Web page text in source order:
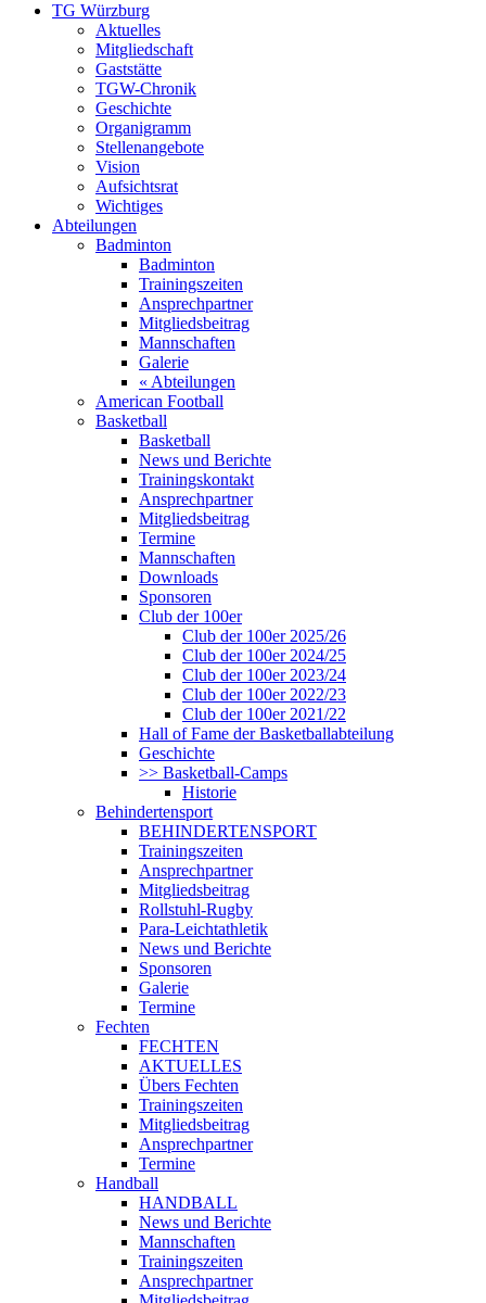
TG Würzburg
Aktuelles
Mitgliedschaft
Gaststätte
TGW-Chronik
Geschichte
Organigramm
Stellenangebote
Vision
Aufsichtsrat
Wichtiges
Abteilungen
Badminton
Badminton
Trainingszeiten
Ansprechpartner
Mitgliedsbeitrag
Mannschaften
Galerie
« Abteilungen
American Football
Basketball
Basketball
News und Berichte
Trainingskontakt
Ansprechpartner
Mitgliedsbeitrag
Termine
Mannschaften
Downloads
Sponsoren
Club der 100er
Club der 100er 2025/26
Club der 100er 2024/25
Club der 100er 2023/24
Club der 100er 2022/23
Club der 100er 2021/22
Hall of Fame der Basketballabteilung
Geschichte
>> Basketball-Camps
Historie
Behindertensport
BEHINDERTENSPORT
Trainingszeiten
Ansprechpartner
Mitgliedsbeitrag
Rollstuhl-Rugby
Para-Leichtathletik
News und Berichte
Sponsoren
Galerie
Termine
Fechten
FECHTEN
AKTUELLES
Übers Fechten
Trainingszeiten
Mitgliedsbeitrag
Ansprechpartner
Termine
Handball
HANDBALL
News und Berichte
Mannschaften
Trainingszeiten
Ansprechpartner